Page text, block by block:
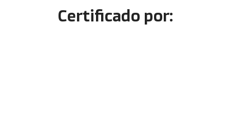
Certificado por: